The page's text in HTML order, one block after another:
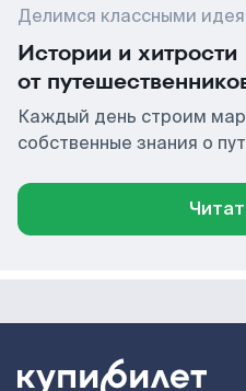
Делимся классными
Истории и хитрости
от
Каждый день строим
собственные знания о